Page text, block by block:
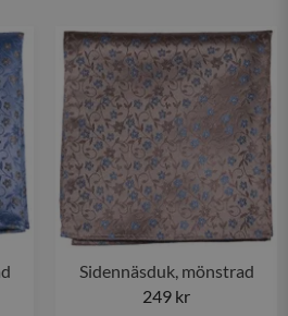
Sidennäsduk, mönstrad
249 kr